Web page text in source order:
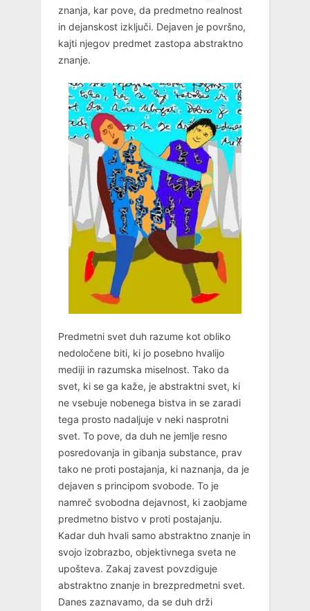
znanja, kar pove, da predmetno realnost
in dejanskost izključi. Dejaven je površno,
kajti njegov predmet zastopa abstraktno
znanje.
Predmetni svet duh razume kot obliko
nedoločene biti, ki jo posebno hvalijo
mediji in razumska miselnost. Tako da
svet, ki se ga kaže, je abstraktni svet, ki
ne vsebuje nobenega bistva in se zaradi
tega prosto nadaljuje v neki nasprotni
svet. To pove, da duh ne jemlje resno
posredovanja in gibanja substance, prav
tako ne proti postajanja, ki naznanja, da je
dejaven s principom svobode. To je
namreč svobodna dejavnost, ki zaobjame
predmetno bistvo v proti postajanju.
Kadar duh hvali samo abstraktno znanje in
svojo izobrazbo, objektivnega sveta ne
upošteva. Zakaj zavest povzdiguje
abstraktno znanje in brezpredmetni svet.
Danes zaznavamo, da se duh drži